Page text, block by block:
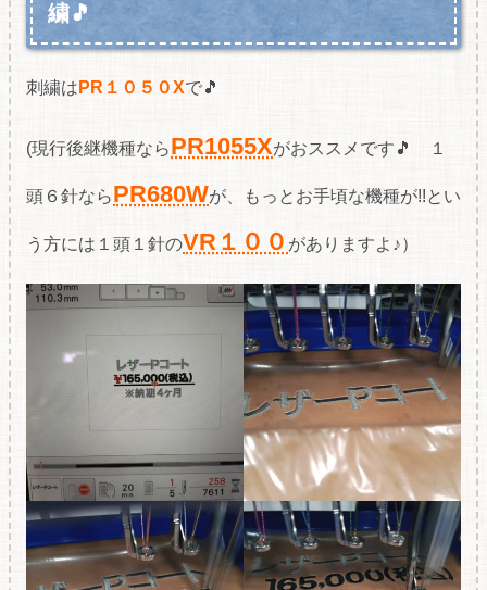
繍🎵
刺繍は PR１０５０Xで🎵
(現行後継機種ならPR1055Xがおススメです🎵 １
頭６針ならPR680Wが、もっとお手頃な機種が!!とい
う方には１頭１針のVR１００ がありますよ♪）